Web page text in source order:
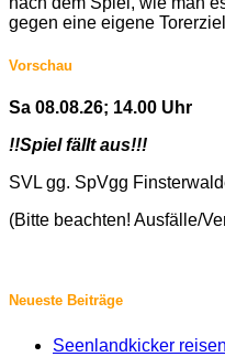
gegen eine eigene
Vorschau
Sa 08.08.26; 14.00 Uhr
!!Spiel fällt aus!!!
SVL gg. SpVgg
(Bitte beachten! Ausfälle/
Neueste Beiträge
Seenlandkicker